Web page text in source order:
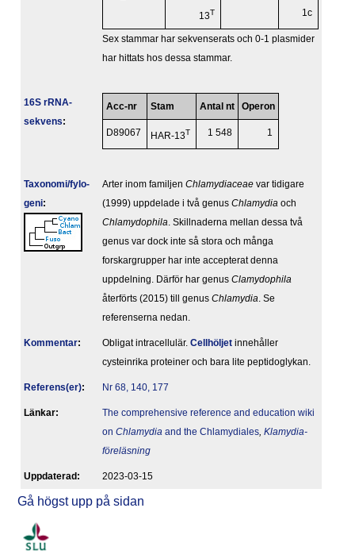
13T
1c
Sex stammar har sekvenserats och 0-1 plasmider
har hittats hos dessa stammar.
16S rRNA-
sekvens:
Acc-nr Stam Antal nt Operon
D89067 HAR-13T 1 548 1
Taxonomi/fylo­
geni:
Arter inom familjen Chlamydiaceae var tidigare
(1999) uppdelade i två genus Chlamydia och
Chlamydophila . Skillnaderna mellan dessa två
genus var dock inte så stora och många
forskargrupper har inte accepterat denna
uppdelning. Därför har genus Clamydophila
återförts (2015) till genus Chlamydia . Se
referenserna nedan.
Kommentar: Obligat intracellulär. Cellhöljet innehåller
cysteinrika proteiner och bara lite peptidoglykan.
Referens(er): Nr 68, 140, 177
Länkar:
The comprehensive reference and education wiki
on Chlamydia and the Chlamydiales Klamydia-
föreläsning
Upp­da­te­rad: 2023-03-15
Gå högst upp på sidan